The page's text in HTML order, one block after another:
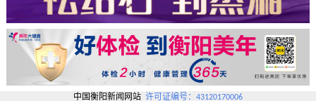
中国衡阳新闻网站 许可证编号：43120170006